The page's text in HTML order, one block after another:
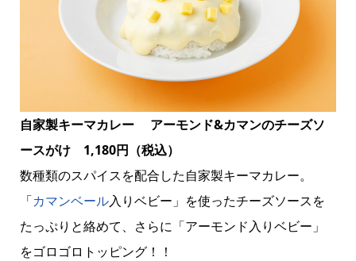
自家製キーマカレー アーモンド&カマンのチーズソ
ースがけ 1,180円（税込）
数種類のスパイスを配合した自家製キーマカレー。
「カマンベール入りベビー」を使ったチーズソースを
たっぷりと絡めて、さらに「アーモンド入りベビー」
をゴロゴロトッピング！！